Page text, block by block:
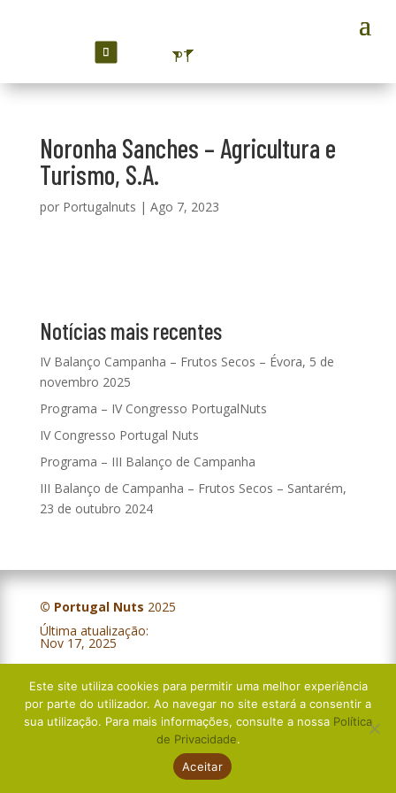
PT
Noronha Sanches – Agricultura e
Turismo, S.A.
por Portugalnuts | Ago 7, 2023
Notícias mais recentes
IV Balanço Campanha – Frutos Secos – Évora, 5 de
novembro 2025
Programa – IV Congresso PortugalNuts
IV Congresso Portugal Nuts
Programa – III Balanço de Campanha
III Balanço de Campanha – Frutos Secos – Santarém,
23 de outubro 2024
© Portugal Nuts 2025
Última atualização:
Nov 17, 2025
Política de Privacidade
Livro de Reclamações
Este site utiliza cookies para permitir uma melhor experiência
por parte do utilizador. Ao navegar no site estará a consentir a
sua utilização. Para mais informações, consulte a nossa Política
de Privacidade.
Aceitar